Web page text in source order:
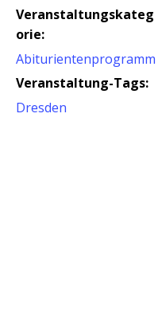
Veranstaltungskateg
orie:
Abiturientenprogramm
Veranstaltung-Tags:
Dresden